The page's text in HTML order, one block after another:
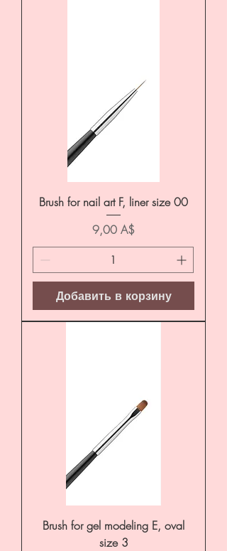
Brush for nail art F, liner size 00
Цена
9,00 A$
Добавить в корзину
Brush for gel modeling E, oval
size 3